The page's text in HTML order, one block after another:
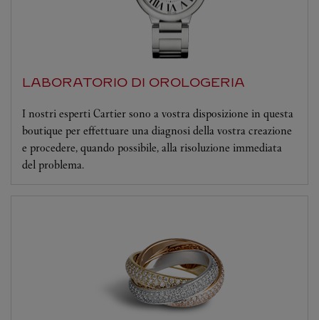
LABORATORIO DI OROLOGERIA
I nostri esperti Cartier sono a vostra disposizione in questa
boutique per effettuare una diagnosi della vostra creazione
e procedere, quando possibile, alla risoluzione immediata
del problema.